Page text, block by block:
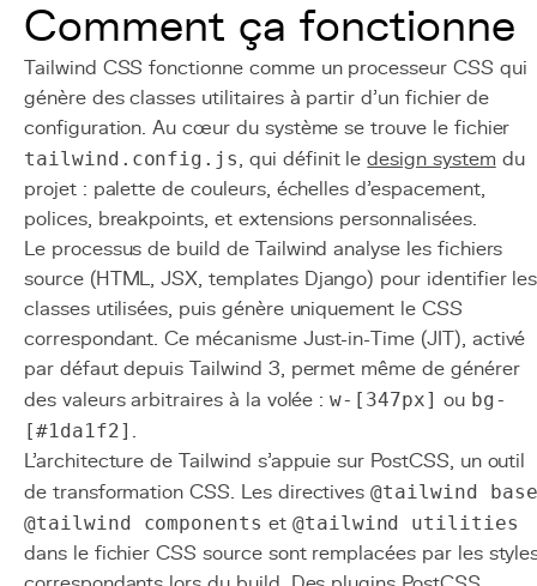
Comment ça fonctionne
Tailwind CSS fonctionne comme un processeur CSS qui
génère des classes utilitaires à partir d'un fichier de
configuration. Au cœur du système se trouve le fichier
tailwind.config.js, qui définit ledesign system du
projet : palette de couleurs, échelles d'espacement,
polices, breakpoints, et extensions personnalisées.
Le processus de build de Tailwind analyse les fichiers
source (HTML, JSX, templates Django) pour identifier les
classes utilisées, puis génère uniquement le CSS
correspondant. Ce mécanisme Just-in-Time (JIT), activé
par défaut depuis Tailwind 3, permet même de générer
des valeurs arbitraires à la volée :w-[347px] ou bg-
[#1da1f2] .
L'architecture de Tailwind s'appuie sur PostCSS, un outil
de transformation CSS. Les directives@tailwind base
@tailwind components et @tailwind utilities
dans le fichier CSS source sont remplacées par les